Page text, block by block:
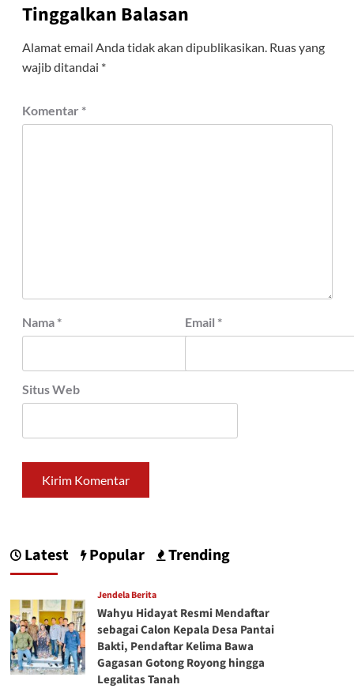
Tinggalkan Balasan
Alamat email Anda tidak akan dipublikasikan. Ruas yang
wajib ditandai *
Komentar *
Nama * Email *
Situs Web
Latest Popular Trending
Jendela Berita
Wahyu Hidayat Resmi Mendaftar
sebagai Calon Kepala Desa Pantai
Bakti, Pendaftar Kelima Bawa
Gagasan Gotong Royong hingga
Legalitas Tanah